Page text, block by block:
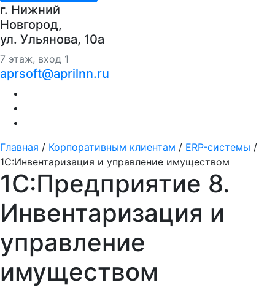
г. Нижний
Новгород,
ул. Ульянова, 10a
7 этаж, вход 1
aprsoft@aprilnn.ru
Главная / Корпоративным клиентам / ERP-системы /
1С:Инвентаризация и управление имуществом
1С:Предприятие 8.
Инвентаризация и
управление
имуществом